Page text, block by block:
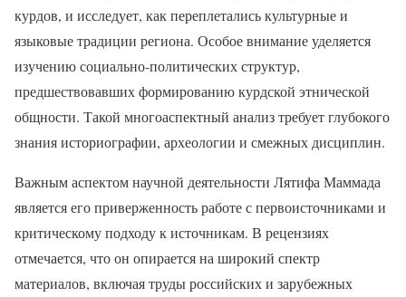
курдов, и исследует, как переплетались культурные и
языковые традиции региона. Особое внимание уделяется
изучению социально-политических структур,
предшествовавших формированию курдской этнической
общности. Такой многоаспектный анализ требует глубокого
знания историографии, археологии и смежных дисциплин.
Важным аспектом научной деятельности Лятифа Маммада
является его приверженность работе с первоисточниками и
критическому подходу к источникам. В рецензиях
отмечается, что он опирается на широкий спектр
материалов, включая труды российских и зарубежных